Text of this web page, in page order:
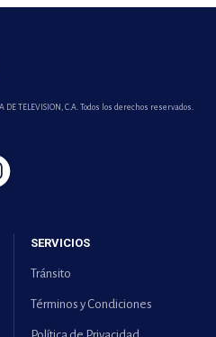
DE TELEVISION, C.A. Todos los derechos reservados.
SERVICIOS
Tránsito
Términos y Condiciones